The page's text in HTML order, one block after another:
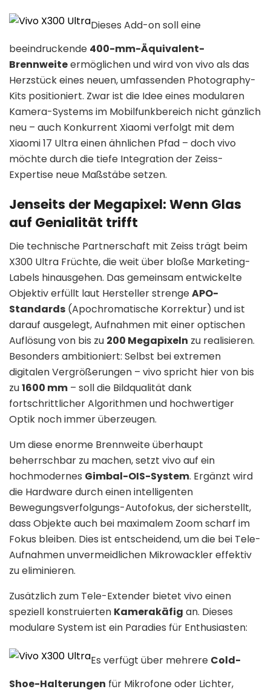
Dieses Add-on soll eine
beeindruckende 400-mm-Äquivalent-
Brennweiteermöglichen und wird von vivo als das
Herzstück eines neuen, umfassenden Photography-
Kits positioniert. Zwar ist die Idee eines modularen
Kamera-Systems im Mobilfunkbereich nicht gänzlich
neu – auch Konkurrent Xiaomi verfolgt mit dem
Xiaomi 17 Ultra einen ähnlichen Pfad – doch vivo
möchte durch die tiefe Integration der Zeiss-
Expertise neue Maßstäbe setzen.
Jenseits der Megapixel: Wenn Glas
auf Genialität trifft
Die technische Partnerschaft mit Zeiss trägt beim
X300 Ultra Früchte, die weit über bloße Marketing-
Labels hinausgehen. Das gemeinsam entwickelte
Objektiv erfüllt laut Hersteller strengeAPO-
Standards (Apochromatische Korrektur) und ist
darauf ausgelegt, Aufnahmen mit einer optischen
Auflösung von bis zu 200 Megapixeln zu realisieren.
Besonders ambitioniert: Selbst bei extremen
digitalen Vergrößerungen – vivo spricht hier von bis
zu1600 mm – soll die Bildqualität dank
fortschrittlicher Algorithmen und hochwertiger
Optik noch immer überzeugen.
Um diese enorme Brennweite überhaupt
beherrschbar zu machen, setzt vivo auf ein
hochmodernes Gimbal-OIS-System. Ergänzt wird
die Hardware durch einen intelligenten
Bewegungsverfolgungs-Autofokus, der sicherstellt,
dass Objekte auch bei maximalem Zoom scharf im
Fokus bleiben. Dies ist entscheidend, um die bei Tele-
Aufnahmen unvermeidlichen Mikrowackler effektiv
zu eliminieren.
Zusätzlich zum Tele-Extender bietet vivo einen
speziell konstruierten Kamerakäfig an. Dieses
modulare System ist ein Paradies für Enthusiasten:
Es verfügt über mehrere Cold-
Shoe-Halterungen für Mikrofone oder Lichter,